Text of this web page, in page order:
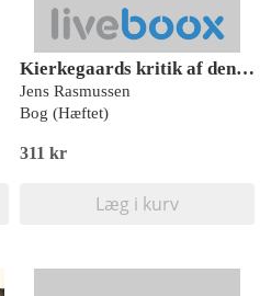
Kierkegaards kritik af den triumferende kirke
Jens Rasmussen
Bog (Hæftet)
311 kr
Læg i kurv